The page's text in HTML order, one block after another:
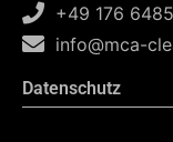
+49 176
info@mca-
Datenschutz